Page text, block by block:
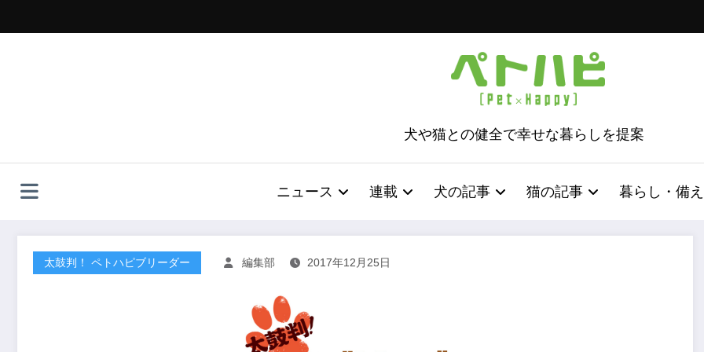
ッ
犬や猫との健全で幸せな暮らしを提案
ニュース 連載 犬の記事 猫の記事 暮らし・備え
太鼓判！ ペトハピブリーダー 編集部 2017年12月25日